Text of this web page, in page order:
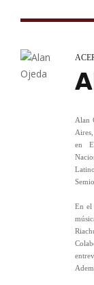
Alan
en
En el